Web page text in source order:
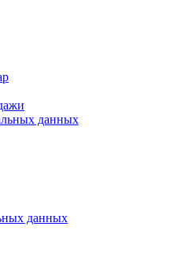
данных
данных